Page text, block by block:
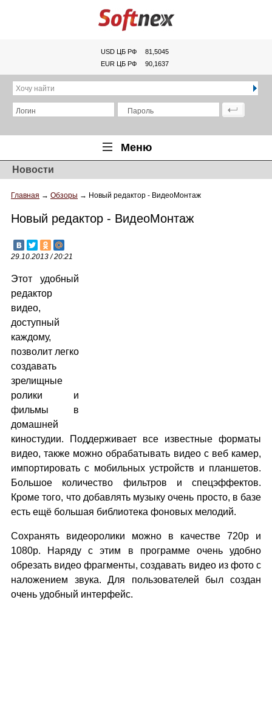
USD ЦБ РФ
81,5045
EUR ЦБ РФ
90,1637
Хочу найти
Логин Пароль
Меню
Главная
Обзоры
Новости
Новинки
Новости
Главная → Обзоры → Новый редактор - ВидеоМонтаж
Новый редактор - ВидеоМонтаж
29.10.2013 / 20:21
Этот удобный
редактор
видео,
доступный
каждому,
позволит легко
создавать
зрелищные
ролики и
фильмы в
домашней
киностудии. Поддерживает все известные форматы
видео, также можно обрабатывать видео с веб камер,
импортировать с мобильных устройств и планшетов.
Большое количество фильтров и спецэффектов.
Кроме того, что добавлять музыку очень просто, в базе
есть ещё большая библиотека фоновых мелодий.
Сохранять видеоролики можно в качестве 720р и
1080р. Наряду с этим в программе очень удобно
обрезать видео фрагменты, создавать видео из фото с
наложением звука. Для пользователей был создан
очень удобный интерфейс.